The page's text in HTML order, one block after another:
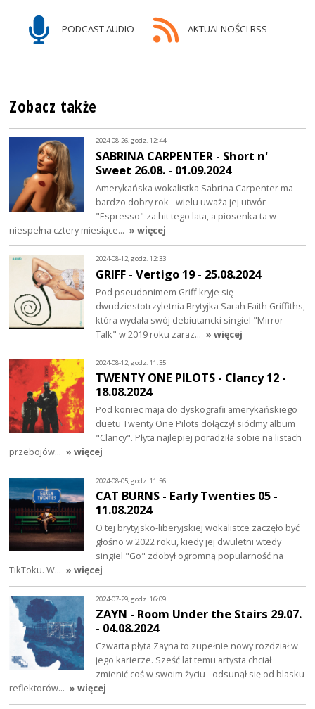
PODCAST AUDIO AKTUALNOŚCI RSS
Zobacz także
2024-08-26, godz. 12:44
SABRINA CARPENTER - Short n'
Sweet 26.08. - 01.09.2024
Amerykańska wokalistka Sabrina Carpenter ma
bardzo dobry rok - wielu uważa jej utwór
"Espresso" za hit tego lata, a piosenka ta w
niespełna cztery miesiące… » więcej
2024-08-12, godz. 12:33
GRIFF - Vertigo 19 - 25.08.2024
Pod pseudonimem Griff kryje się
dwudziestotrzyletnia Brytyjka Sarah Faith Griffiths,
która wydała swój debiutancki singiel "Mirror
Talk" w 2019 roku zaraz… » więcej
2024-08-12, godz. 11:35
TWENTY ONE PILOTS - Clancy 12 -
18.08.2024
Pod koniec maja do dyskografii amerykańskiego
duetu Twenty One Pilots dołączył siódmy album
"Clancy". Płyta najlepiej poradziła sobie na listach
przebojów… » więcej
2024-08-05, godz. 11:56
CAT BURNS - Early Twenties 05 -
11.08.2024
O tej brytyjsko-liberyjskiej wokalistce zaczęło być
głośno w 2022 roku, kiedy jej dwuletni wtedy
singiel "Go" zdobył ogromną popularność na
TikToku. W… » więcej
2024-07-29, godz. 16:09
ZAYN - Room Under the Stairs 29.07.
- 04.08.2024
Czwarta płyta Zayna to zupełnie nowy rozdział w
jego karierze. Sześć lat temu artysta chciał
zmienić coś w swoim życiu - odsunął się od blasku
reflektorów… » więcej